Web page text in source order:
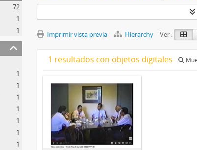
72
1
1
1
1
1
1
1
1
1
Imprimir vista previa Hierarchy Ver :
1 resultados con objetos digitales